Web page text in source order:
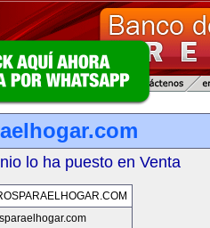
lo ha puesto en Venta